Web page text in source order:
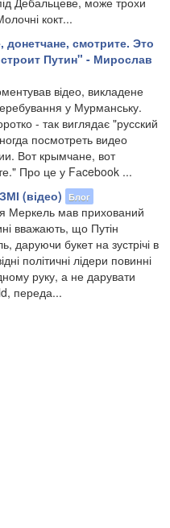
кокт...
смотрите. Это
Путин" - Мирослав
відео, викладене
у Мурманську.
- так виглядає "русский
посмотреть видео
Вот крымчане, вот
Про це у Fаcebook ...
(відео) Блог
Меркель мав прихований
вважають, що Путін
даруючи букет на зустрічі в
політичні лідери повинні
руку, а не дарувати
переда...